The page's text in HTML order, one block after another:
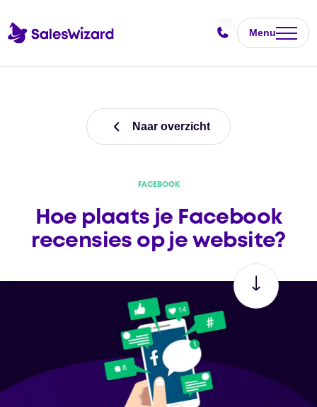
Menu
Naar overzicht
FACEBOOK
Hoe plaats je Facebook
recensies op je website?